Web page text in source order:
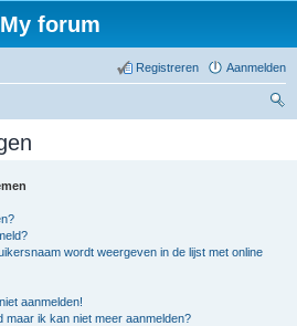
My forum
Aanmelden
Registreren
wordt weergeven in de lijst met online
aanmelden!
maar ik kan niet meer aanmelden?